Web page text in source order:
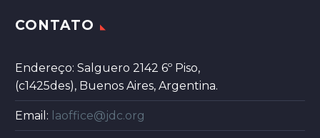
CONTATO
Endereço: Salguero 2142 6º Piso,
(c1425des), Buenos Aires, Argentina.
Email: laoffice@jdc.org